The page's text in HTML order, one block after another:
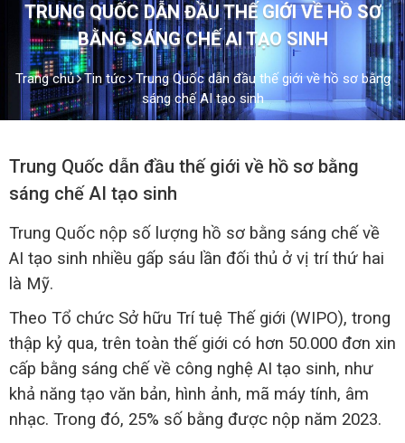
TRUNG QUỐC DẪN ĐẦU THẾ GIỚI VỀ HỒ SƠ
BẰNG SÁNG CHẾ AI TẠO SINH
Trang chủ Tin tức
Trung Quốc dẫn đầu thế giới về hồ sơ bằng
sáng chế AI tạo sinh
Trung Quốc dẫn đầu thế giới về hồ sơ bằng
sáng chế AI tạo sinh
Trung Quốc nộp số lượng hồ sơ bằng sáng chế về
AI tạo sinh nhiều gấp sáu lần đối thủ ở vị trí thứ hai
là Mỹ.
Theo Tổ chức Sở hữu Trí tuệ Thế giới (WIPO), trong
thập kỷ qua, trên toàn thế giới có hơn 50.000 đơn xin
cấp bằng sáng chế về công nghệ AI tạo sinh, như
khả năng tạo văn bản, hình ảnh, mã máy tính, âm
nhạc. Trong đó, 25% số bằng được nộp năm 2023.